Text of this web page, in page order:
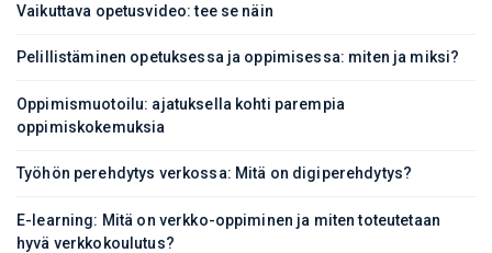
Vaikuttava opetusvideo: tee se näin
Pelillistäminen opetuksessa ja oppimisessa: miten ja miksi?
Oppimismuotoilu: ajatuksella kohti parempia
oppimiskokemuksia
Työhön perehdytys verkossa: Mitä on digiperehdytys?
E-learning: Mitä on verkko-oppiminen ja miten toteutetaan
hyvä verkkokoulutus?